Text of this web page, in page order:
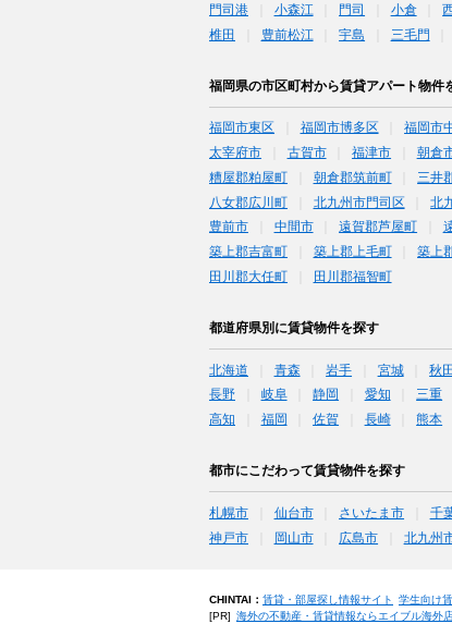
門司港 小森江 門司 小倉
椎田
豊前松江 宇島 三毛門
福岡県の市区町村から賃貸アパート物件
福岡市東区 福岡市博多区 福岡市
太宰府市
古賀市 福津市 朝倉
糟屋郡粕屋町
朝倉郡筑前町 三井
八女郡広川町
北九州市門司区 北
豊前市
中間市 遠賀郡芦屋町
築上郡吉富町
築上郡上毛町 築上
田川郡大任町
田川郡福智町
都道府県別に賃貸物件を探す
北海道 青森 岩手 宮城 秋田
長野
岐阜 静岡 愛知 三重
高知
福岡 佐賀 長崎 熊本
都市にこだわって賃貸物件を探す
札幌市 仙台市 さいたま市 千
神戸市
岡山市 広島市 北九州
CHINTAI： 賃貸・部屋探し情報サイト 学生向け
[PR] 海外の不動産・賃貸情報ならエイブル海外